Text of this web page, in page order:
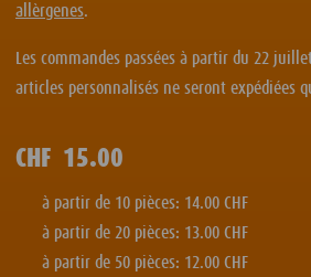
allèrgenes.
Les commandes passées à partir du 22
articles personnalisés ne seront expédiées
CHF 15.00
à partir de 10 pièces: 14.00 CHF
à partir de 20 pièces: 13.00 CHF
à partir de 50 pièces: 12.00 CHF